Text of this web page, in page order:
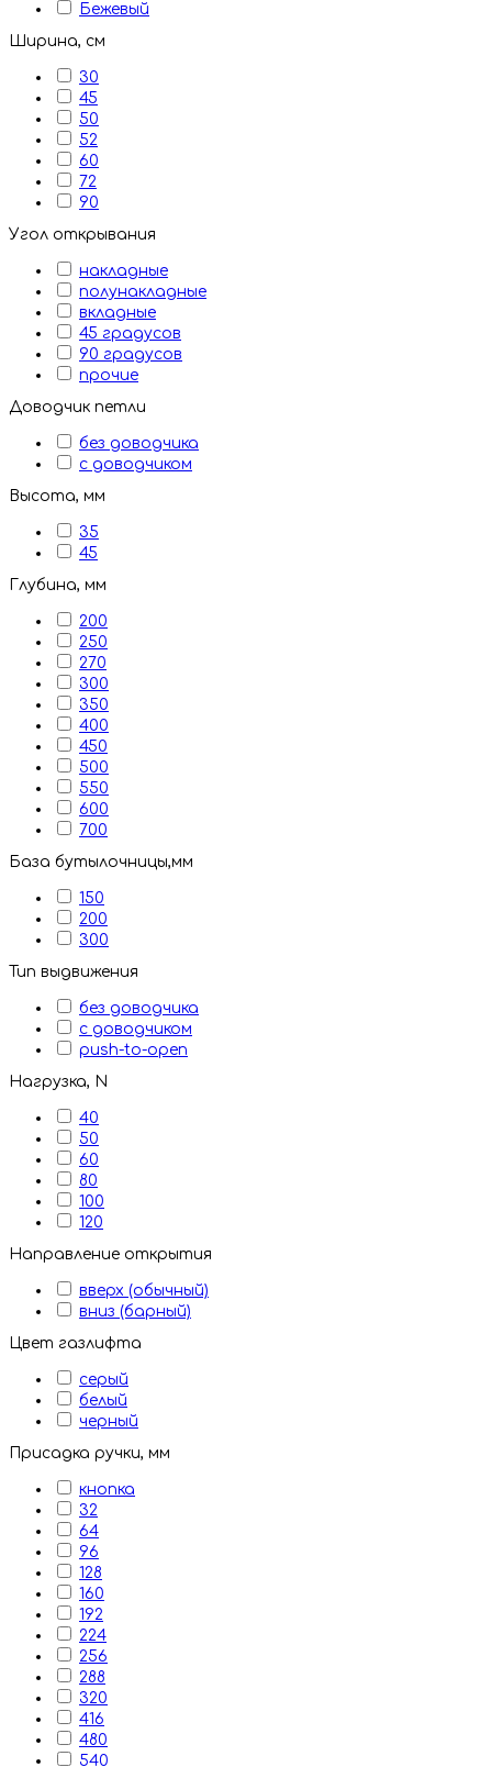
Бежевый
Ширина, см
30
45
50
52
60
72
90
Угол открывания
накладные
полунакладные
вкладные
45 градусов
90 градусов
прочие
Доводчик петли
без доводчика
с доводчиком
Высота, мм
35
45
Глубина, мм
200
250
270
300
350
400
450
500
550
600
700
База бутылочницы,мм
150
200
300
Тип выдвижения
без доводчика
с доводчиком
push-to-open
Нагрузка, N
40
50
60
80
100
120
Направление открытия
вверх (обычный)
вниз (барный)
Цвет газлифта
серый
белый
черный
Присадка ручки, мм
кнопка
32
64
96
128
160
192
224
256
288
320
416
480
540